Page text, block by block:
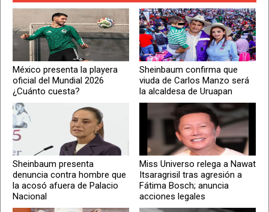
México presenta la playera
oficial del Mundial 2026
¿Cuánto cuesta?
Sheinbaum confirma que
viuda de Carlos Manzo será
la alcaldesa de Uruapan
Sheinbaum presenta
denuncia contra hombre que
la acosó afuera de Palacio
Nacional
Miss Universo relega a Nawat
Itsaragrisil tras agresión a
Fátima Bosch; anuncia
acciones legales